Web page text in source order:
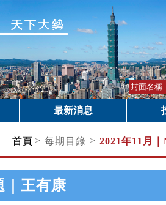
最新消息
首頁 > 每期目錄 > 2021年11月｜
｜王有康